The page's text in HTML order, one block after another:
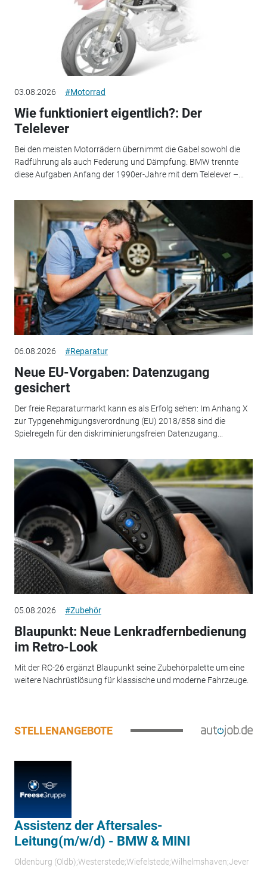
03.08.2026 #Motorrad
Wie funktioniert eigentlich?: Der
Telelever
Bei den meisten Motorrädern übernimmt die Gabel sowohl die
Radführung als auch Federung und Dämpfung. BMW trennte
diese Aufgaben Anfang der 1990er-Jahre mit dem Telelever –...
06.08.2026 #Reparatur
Neue EU-Vorgaben: Datenzugang
gesichert
Der freie Reparaturmarkt kann es als Erfolg sehen: Im Anhang X
zur Typgenehmigungsverordnung (EU) 2018/858 sind die
Spielregeln für den diskriminierungsfreien Datenzugang...
05.08.2026 #Zubehör
Blaupunkt: Neue Lenkradfernbedienung
im Retro-Look
Mit der RC-26 ergänzt Blaupunkt seine Zubehörpalette um eine
weitere Nachrüstlösung für klassische und moderne Fahrzeuge.
STELLENANGEBOTE
Assistenz der Aftersales-
Leitung(m/w/d) - BMW & MINI
Oldenburg (Oldb);Westerstede;Wiefelstede;Wilhelmshaven;Jever